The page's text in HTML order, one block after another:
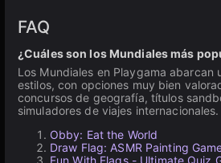
FAQ
¿Cuáles son los Mundiales más
Los Mundiales en Playgama abarcan
estilos, con opciones muy bien
concursos de geografía, títulos
simuladores de viajes internacionales.
Obby: Eat the World
Draw Flag: ASMR Painting
Fun With Flags - Ultimate Quiz